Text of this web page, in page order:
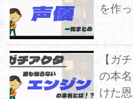
を作
【ガ
の本
けた